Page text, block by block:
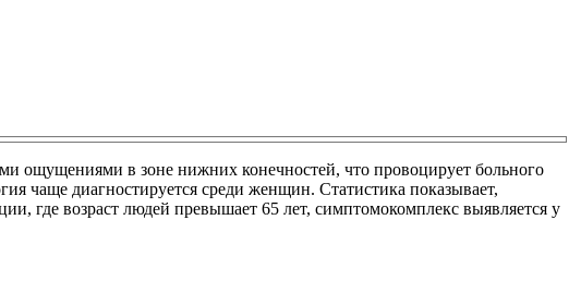
ощущениями в зоне нижних конечностей, что провоцирует больного
чаще диагностируется среди женщин. Статистика показывает,
где возраст людей превышает 65 лет, симптомокомплекс выявляется у